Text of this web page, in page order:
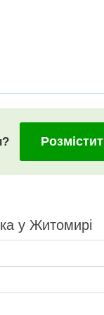
у Житомирі